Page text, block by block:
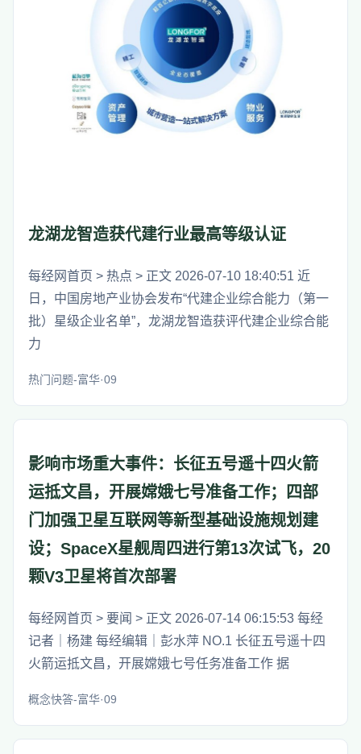
龙湖龙智造获代建行业最高等级认证
每经网首页 > 热点 > 正文 2026-07-10 18:40:51 近
日，中国房地产业协会发布“代建企业综合能力（第一
批）星级企业名单”，龙湖龙智造获评代建企业综合能
力
热门问题-富华·09
影响市场重大事件：长征五号遥十四火箭
运抵文昌，开展嫦娥七号准备工作；四部
门加强卫星互联网等新型基础设施规划建
设；SpaceX星舰周四进行第13次试飞，20
颗V3卫星将首次部署
每经网首页 > 要闻 > 正文 2026-07-14 06:15:53 每经
记者｜杨建 每经编辑｜彭水萍 NO.1 长征五号遥十四
火箭运抵文昌，开展嫦娥七号任务准备工作 据
概念快答-富华·09